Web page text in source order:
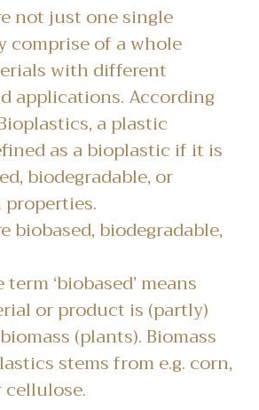
not just one single
comprise of a whole
with different
applications. According
a plastic
as a bioplastic if it is
biodegradable, or
biobased, biodegradable,
‘biobased’ means
or product is (partly)
(plants). Biomass
stems from e.g. corn,
cellulose.